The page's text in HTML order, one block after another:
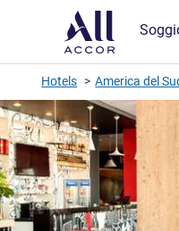
Hotels America del